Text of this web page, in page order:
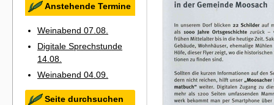
Anstehende Termine
Weinabend 07.08.
Digitale Sprechstunde
14.08.
Weinabend 04.09.
Seite durchsuchen